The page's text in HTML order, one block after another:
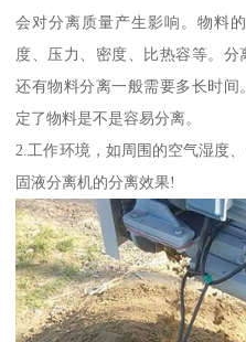
会对分离质量产生影响。物料
度、压力、密度、比热容等。分
还有物料分离一般需要多长时
定了物料是不是容易分离。
2.工作环境，如周围的空气湿度
固液分离机的分离效果!